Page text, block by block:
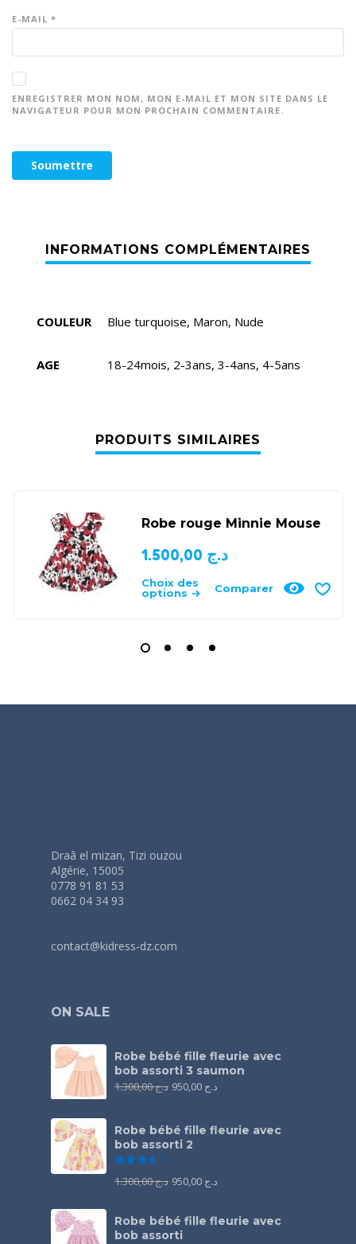
E-MAIL *
ENREGISTRER MON NOM, MON E-MAIL ET MON SITE DANS LE
NAVIGATEUR POUR MON PROCHAIN COMMENTAIRE.
COULEUR Blue turquoise, Maron, Nude
AGE 18-24mois, 2-3ans, 3-4ans, 4-5ans
PRODUITS SIMILAIRES
Robe rouge Minnie Mouse
د.ج
Choix des
options
Comparer
Draâ el mizan, Tizi ouzou
Algérie, 15005
0778 91 81 53
0662 04 34 93
contact@kidress-dz.com
ON SALE
Robe bébé fille fleurie avec
bob assorti 3 saumon
د.ج1.300,00 د.ج
Robe bébé fille fleurie avec
bob assorti 2
د.ج1.300,00 د.ج
Robe bébé fille fleurie avec
bob assorti